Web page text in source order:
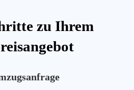
zu Ihrem